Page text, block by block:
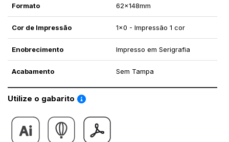
Formato 62x148mm
Cor de Impressão 1x0 - Impressão 1 cor
Enobrecimento Impresso em Serigrafia
Acabamento Sem Tampa
Utilize o gabarito Saiba como utilizar os nossos gabaritos